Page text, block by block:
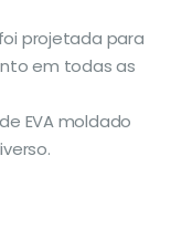
projetada para
em todas as
EVA moldado